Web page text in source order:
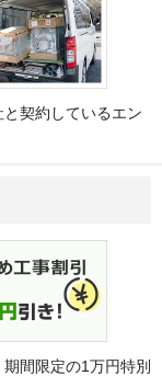
契約しているエン
間限定の1万円特別